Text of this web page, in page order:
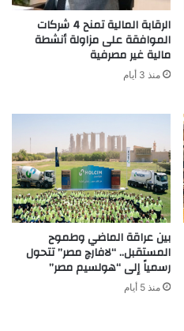
الرقابة المالية تمنح 4 شركات
الموافقة على مزاولة أنشطة
مالية غير مصرفية
منذ 3 أيام
بين عراقة الماضي وطموح
المستقبل.. “لافارچ مصر” تتحول
رسمياً إلى “هولسيم مصر”
منذ 5 أيام